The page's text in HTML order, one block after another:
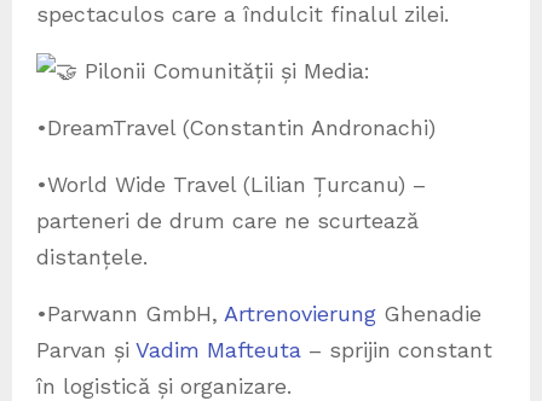
spectaculos care a îndulcit finalul zilei.
Pilonii Comunității și Media:
•DreamTravel (Constantin Andronachi)
•World Wide Travel (Lilian Țurcanu) –
parteneri de drum care ne scurtează
distanțele.
•Parwann GmbH, Artrenovierung Ghenadie
Parvan și Vadim Mafteuta – sprijin constant
în logistică și organizare.